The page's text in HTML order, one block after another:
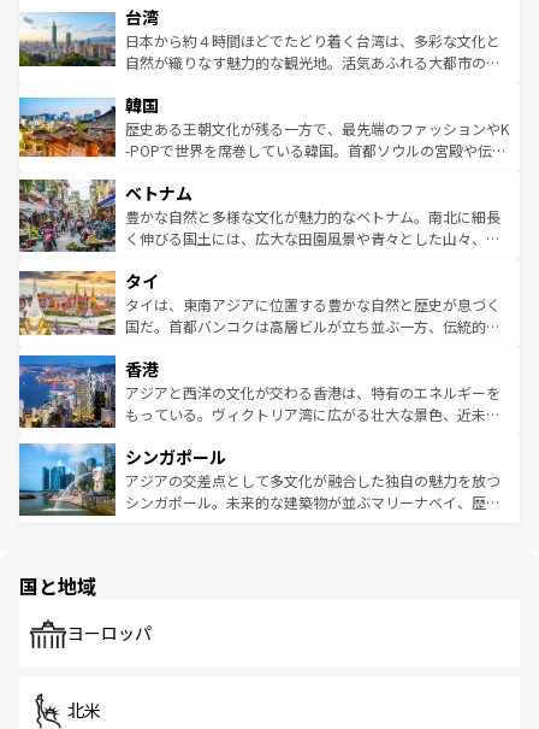
情報は
人々、おいしいローカルフードやハワイアンミュージッ
ク、伝統的なフラダンスなど、すべてがハワイの魅力を彩
っている。訪れるたびに新しい発見と感動が待っているハ
はコンテンツ一覧
リアリーフや大陸中央部にそびえるウルル（エアーズロッ
ク）、タスマニアの美しい原生林やケアンズの熱帯雨林な
ど、見どころがたくさん。また、カフェやワイン、オージ
いる。アクティビティも充実しており、サーフィンやダイ
ビング、ハイキングなど、アウトドア好きにはたまらな
い。オーストラリアの多彩な魅力を存分に味わいつくそ
参照してほしい。
台湾
日本から約４時間ほどでたどり着く台湾は、多彩な文化と
自然が織りなす魅力的な観光地。活気あふれる大都市の台
ン）、静ひつな山岳地帯である台湾東部など、都市の喧騒
と山間の静けさが共存しており、訪れる人に新しい発見と
驚きをもたらしてくれる。また、奥深い台湾の食文化も魅
容にもいいと評判のスイーツなど、バラエティ豊かな料理
が味わえる。 なお、新着の台湾情報は コンテンツ一覧を参
照してほしい。
韓国
歴史ある王朝文化が残る一方で、最先端のファッションやK
-POPで世界を席巻している韓国。首都ソウルの宮殿や伝統
き、地方に足を延ばせば四季折々の自然美を楽しむことが
できる。そして、キムチや焼肉、絶品のストリートフード
まで、さまざまな韓国料理が待っている。夜には、韓国な
リティに包まれながら、韓国の多彩な魅力を心ゆくまで味
わってみてほしい。 なお、新着の韓国情報はコンテンツ一
覧を参照してほしい。
ベトナム
豊かな自然と多様な文化が魅力的なベトナム。南北に細長
く伸びる国土には、広大な田園風景や青々とした山々、世
急速な発展と共に伝統が息づく。ハノイの古い町並みやホ
ーチミン市のフランス統治時代の建物も、独特の雰囲気を
醸し出している。また、バラエティの豊かさとおいしさで
とつ。フォーやバインミー、ベトナムコーヒーなどは、ぜ
ひ現地で味わいたい。どの地域を訪れてもあたたかい人々
が旅行者を迎えてくれるので、きっと忘れられない旅にな
参照してほしい。
タイ
タイは、東南アジアに位置する豊かな自然と歴史が息づく
国だ。首都バンコクは高層ビルが立ち並ぶ一方、伝統的な
の活気が交差している。北部ではチェンマイなどの山岳地
帯で自然と触れ合い、南部ではプーケットやクラビの美し
いビーチでリゾート気分を楽しむことができる。タイ料理
激する。気候は一年中温暖で、どの季節にも異なる楽しみ
が待っている。親しみやすいタイの人々、仏教を中心とし
た文化、そして多様な観光資源が、訪れる旅人を魅了し続
香港
アジアと西洋の文化が交わる香港は、特有のエネルギーを
もっている。ヴィクトリア湾に広がる壮大な景色、近未来
み、どこを訪れても感動するはず。観光スポットが密集し
ており、効率よく見どころを回れるのも魅力。息をのむよ
うな絶景から文化的な体験まで、香港を存分に楽しみ尽く
シンガポール
アジアの交差点として多文化が融合した独自の魅力を放つ
シンガポール。未来的な建築物が並ぶマリーナベイ、歴史
で、ホーカーズは地元の風情を楽しめる外せないスポット
国と地域
ヨーロッパ
北米